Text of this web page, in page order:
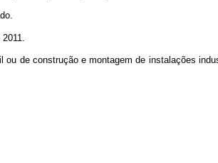
de construção e montagem de instalações